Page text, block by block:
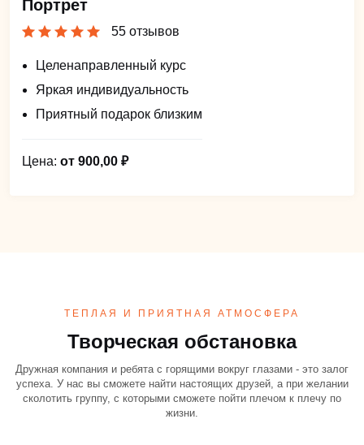
Портрет
55 отзывов
Целенаправленный курс
Яркая индивидуальность
Приятный подарок близким
Цена: от 900,00 ₽
ТЕПЛАЯ И ПРИЯТНАЯ АТМОСФЕРА
Творческая обстановка
Дружная компания и ребята с горящими вокруг глазами - это залог
успеха. У нас вы сможете найти настоящих друзей, а при желании
сколотить группу, с которыми сможете пойти плечом к плечу по
жизни.